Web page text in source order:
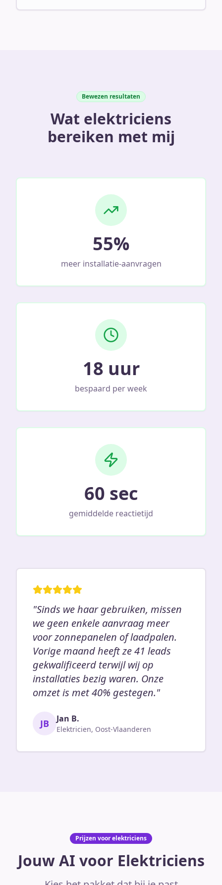
Bewezen resultaten
Wat elektriciens
bereiken met mij
55%
meer installatie-aanvragen
18 uur
bespaard per week
60 sec
gemiddelde reactietijd
"Sinds we haar gebruiken, missen
we geen enkele aanvraag meer
voor zonnepanelen of laadpalen.
Vorige maand heeft ze 41 leads
gekwalificeerd terwijl wij op
installaties bezig waren. Onze
omzet is met 40% gestegen."
JB Jan B.
Elektricien, Oost-Vlaanderen
Prijzen voor elektriciens
Jouw AI voor Elektriciens